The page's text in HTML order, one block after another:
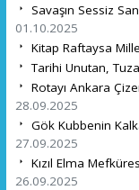
Savaşın Sessiz
01.10.2025
Kitap Raftaysa
Tarihi Unutan,
Rotayı Ankara
28.09.2025
Gök Kubbenin
27.09.2025
Kızıl Elma
26.09.2025